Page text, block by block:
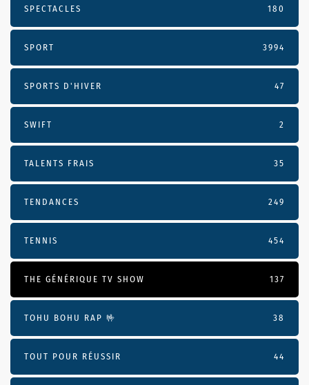
SPECTACLES 180
SPORT 3994
SPORTS D'HIVER 47
SWIFT 2
TALENTS FRAIS 35
TENDANCES 249
TENNIS 454
THE GÉNÉRIQUE TV SHOW 137
TOHU BOHU RAP 🤟 38
TOUT POUR RÉUSSIR 44